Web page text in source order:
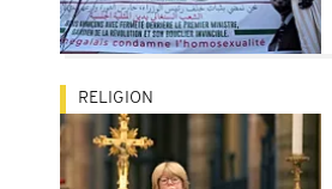
RELIGION